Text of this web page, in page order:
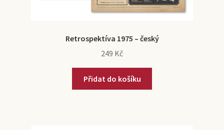
Retrospektíva 1975 – český
249 Kč
Přidat do košíku